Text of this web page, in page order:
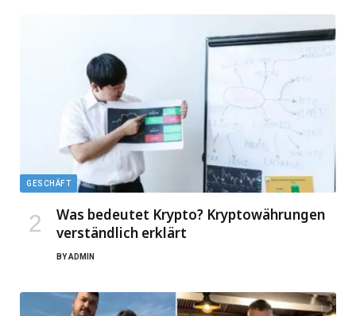
GESCHÄFT
Was bedeutet Krypto? Kryptowährungen
verständlich erklärt
BYADMIN